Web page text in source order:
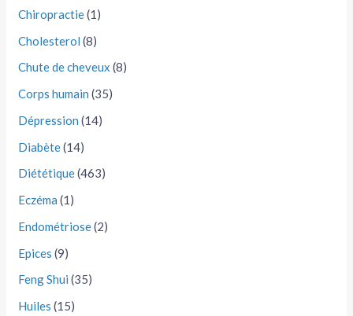
Chiropractie(1)
Cholesterol (8)
Chute de cheveux (8)
Corps humain (35)
Dépression (14)
Diabète(14)
Diététique(463)
Eczéma (1)
Endométriose(2)
Epices (9)
Feng Shui (35)
Huiles (15)